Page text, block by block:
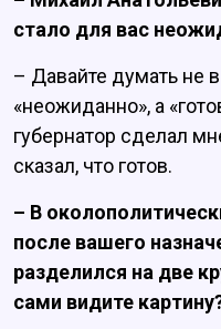
стало для вас
– Давайте думать не
«неожиданно», а
губернатор сделал
сказал, что готов.
– В
после вашего
разделился на две
сами видите